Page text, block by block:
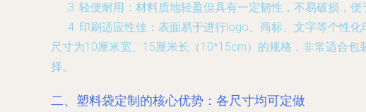
轻便耐用 ：材料质地轻盈但具有一定韧性，不易破损，便
印刷适应性佳 ：表面易于进行logo、商标、文字等个性化
尺寸为10厘米宽、15厘米长（10*15cm）的规格，非常适合
择。
二、塑料袋定制的核心优势：各尺寸均可定做